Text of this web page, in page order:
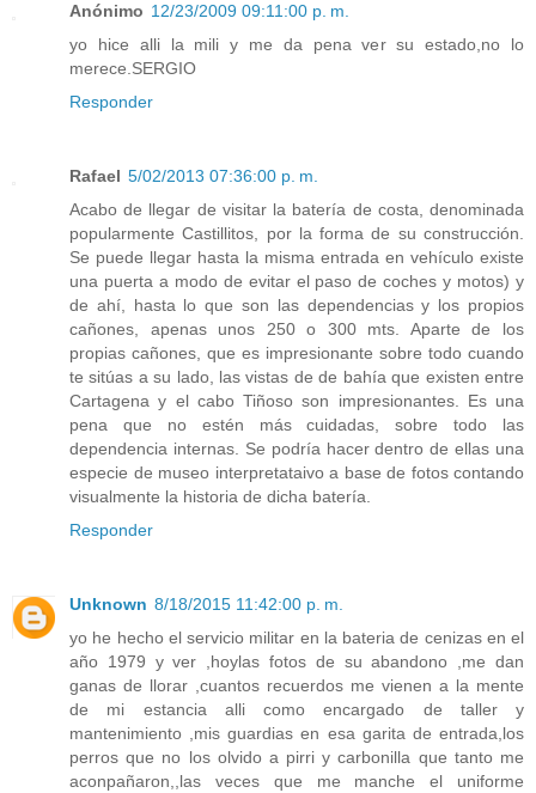
Anónimo 12/23/2009 09:11:00 p. m.
yo hice alli la mili y me da pena ver su estado,no lo
merece.SERGIO
Responder
Rafael 5/02/2013 07:36:00 p. m.
Acabo de llegar de visitar la batería de costa, denominada
popularmente Castillitos, por la forma de su construcción.
Se puede llegar hasta la misma entrada en vehículo existe
una puerta a modo de evitar el paso de coches y motos) y
de ahí, hasta lo que son las dependencias y los propios
cañones, apenas unos 250 o 300 mts. Aparte de los
propias cañones, que es impresionante sobre todo cuando
te sitúas a su lado, las vistas de de bahía que existen entre
Cartagena y el cabo Tiñoso son impresionantes. Es una
pena que no estén más cuidadas, sobre todo las
dependencia internas. Se podría hacer dentro de ellas una
especie de museo interpretataivo a base de fotos contando
visualmente la historia de dicha batería.
Responder
Unknown 8/18/2015 11:42:00 p. m.
yo he hecho el servicio militar en la bateria de cenizas en el
año 1979 y ver ,hoylas fotos de su abandono ,me dan
ganas de llorar ,cuantos recuerdos me vienen a la mente
de mi estancia alli como encargado de taller y
mantenimiento ,mis guardias en esa garita de entrada,los
perros que no los olvido a pirri y carbonilla que tanto me
aconpañaron,,las veces que me manche el uniforme